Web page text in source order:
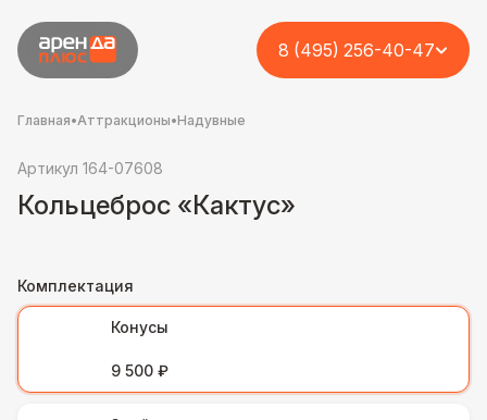
8 (495) 256-40-47
Главная•Аттракционы•Надувные
Артикул 164-07608
Кольцеброс «Кактус»
Комплектация
Конусы
9 500 ₽